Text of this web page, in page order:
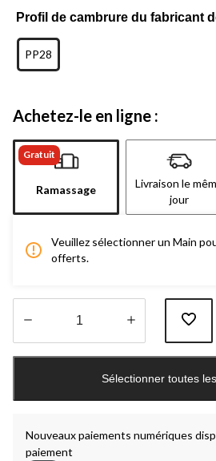
Profil de cambrure du fabricant
PP28
Achetez-le en ligne :
Gratuit
Ramassage
Livraison le
jour
Veuillez sélectionner un Main
offerts.
Sélectionner toutes
Nouveaux paiements numériques
paiement